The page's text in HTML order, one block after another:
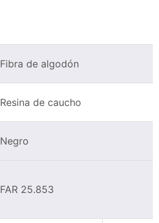
Fibra de algodón
Resina de caucho
Negro
FAR 25.853